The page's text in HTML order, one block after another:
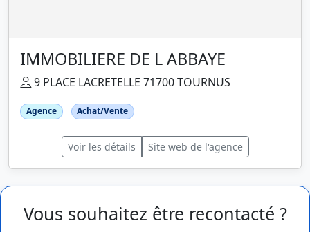
IMMOBILIERE DE L ABBAYE
9 PLACE LACRETELLE 71700 TOURNUS
Agence Achat/Vente
Voir les détails Site web de l'agence
Vous souhaitez être recontacté ?